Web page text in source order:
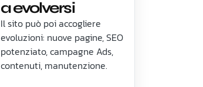
a evolversi
Il sito può poi accogliere
evoluzioni: nuove pagine, SEO
potenziato, campagne Ads,
contenuti, manutenzione.